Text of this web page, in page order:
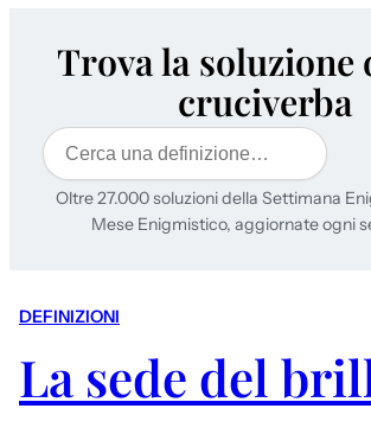
Trova la soluzione
cruciverba
Cerca
Oltre 27.000 soluzioni della Settimana
Mese Enigmistico, aggiornate ogni
DEFINIZIONI
La sede del